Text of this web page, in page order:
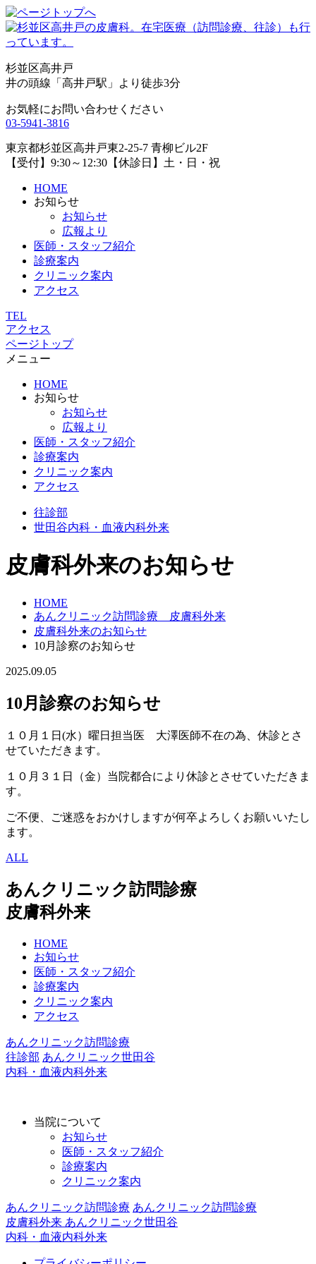
杉並区高井戸
井の頭線「高井戸駅」より徒歩3分
お気軽にお問い合わせください
03-5941-3816
東京都杉並区高井戸東2-25-7 青柳ビル2F
【受付】9:30～12:30【休診日】土・日・祝
HOME
お知らせ
お知らせ
広報より
医師・スタッフ紹介
診療案内
クリニック案内
アクセス
TEL
アクセス
ページトップ
メニュー
HOME
お知らせ
お知らせ
広報より
医師・スタッフ紹介
診療案内
クリニック案内
アクセス
往診部
世田谷内科・血液内科外来
皮膚科外来のお知らせ
HOME
あんクリニック訪問診療 皮膚科外来
皮膚科外来のお知らせ
10月診察のお知らせ
2025.09.05
10月診察のお知らせ
１０月１日(水）曜日担当医 大澤医師不在の為、休診とさ
せていただきます。
１０月３１日（金）当院都合により休診とさせていただきま
す。
ご不便、ご迷惑をおかけしますが何卒よろしくお願いいたし
ます。
ALL
あんクリニック訪問診療
皮膚科外来
HOME
お知らせ
医師・スタッフ紹介
診療案内
クリニック案内
アクセス
あんクリニック訪問診療
往診部 あんクリニック世田谷
内科・血液内科外来
当院について
お知らせ
医師・スタッフ紹介
診療案内
クリニック案内
あんクリニック訪問診療 あんクリニック訪問診療
皮膚科外来 あんクリニック世田谷
内科・血液内科外来